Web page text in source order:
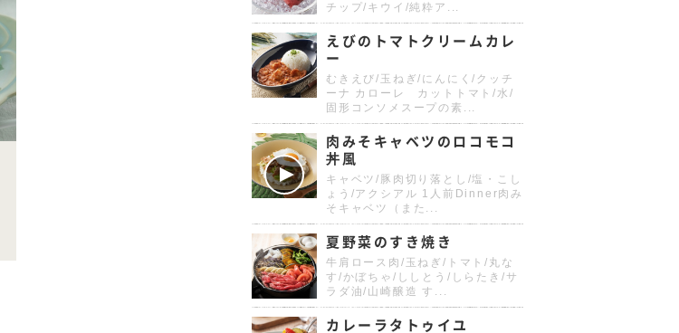
チップ/キウイ/純粋ア...
えびのトマトクリームカレ
ー
むきえび/玉ねぎ/にんにく/クッチ
ーナ カローレ カットトマト/水/
固形コンソメスープの素...
肉みそキャベツのロコモコ
丼風
キャベツ/豚肉切り落とし/塩・こし
ょう/アクシアル 1人前Dinner肉み
そキャベツ（また...
夏野菜のすき焼き
牛肩ロース肉/玉ねぎ/トマト/丸な
す/かぼちゃ/ししとう/しらたき/サ
ラダ油/山崎醸造 す...
カレーラタトゥイユ